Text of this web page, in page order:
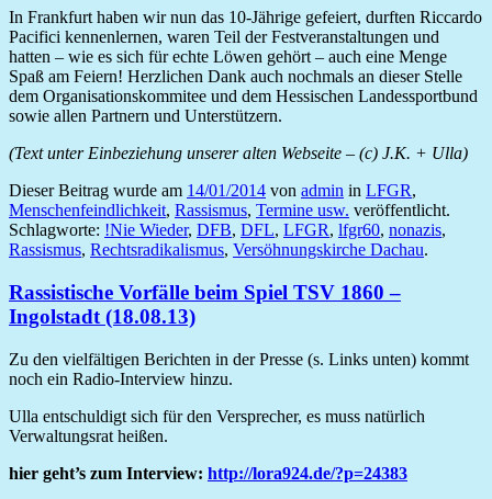
In Frankfurt haben wir nun das 10-Jährige gefeiert, durften Riccardo
Pacifici kennenlernen, waren Teil der Festveranstaltungen und
hatten – wie es sich für echte Löwen gehört – auch eine Menge
Spaß am Feiern! Herzlichen Dank auch nochmals an dieser Stelle
dem Organisationskommitee und dem Hessischen Landessportbund
sowie allen Partnern und Unterstützern.
(Text unter Einbeziehung unserer alten Webseite – (c) J.K. + Ulla)
Dieser Beitrag wurde am 14/01/2014 von admin in LFGR,
Menschenfeindlichkeit, Rassismus, Termine usw. veröffentlicht.
Schlagworte: !Nie Wieder, DFB, DFL, LFGR, lfgr60, nonazis,
Rassismus, Rechtsradikalismus, Versöhnungskirche Dachau.
Rassistische Vorfälle beim Spiel TSV 1860 –
Ingolstadt (18.08.13)
Zu den vielfältigen Berichten in der Presse (s. Links unten) kommt
noch ein Radio-Interview hinzu.
Ulla entschuldigt sich für den Versprecher, es muss natürlich
Verwaltungsrat heißen.
hier geht’s zum Interview: http://lora924.de/?p=24383